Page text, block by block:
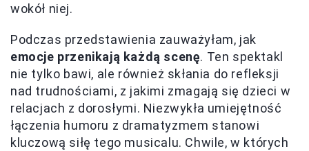
wokół niej.
Podczas przedstawienia zauważyłam, jak
emocje przenikają każdą scenę. Ten spektakl
nie tylko bawi, ale również skłania do refleksji
nad trudnościami, z jakimi zmagają się dzieci w
relacjach z dorosłymi. Niezwykła umiejętność
łączenia humoru z dramatyzmem stanowi
kluczową siłę tego musicalu. Chwile, w których